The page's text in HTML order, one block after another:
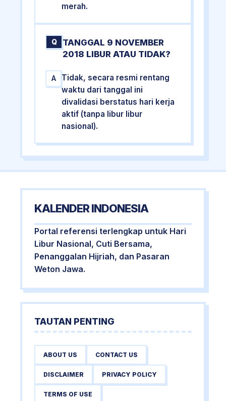
merah.
Q
TANGGAL 9 NOVEMBER
2018 LIBUR ATAU TIDAK?
A
Tidak, secara resmi rentang
waktu dari tanggal ini
divalidasi berstatus hari kerja
aktif (tanpa libur libur
nasional).
KALENDER INDONESIA
Portal referensi terlengkap untuk Hari
Libur Nasional, Cuti Bersama,
Penanggalan Hijriah, dan Pasaran
Weton Jawa.
TAUTAN PENTING
ABOUT US CONTACT US
DISCLAIMER PRIVACY POLICY
TERMS OF USE